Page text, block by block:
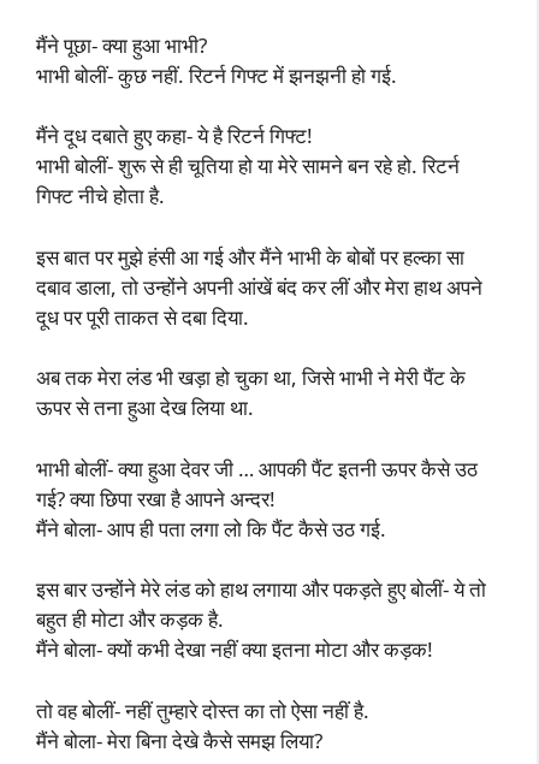
मैंने पूछा- क्या हुआ भाभी?
भाभी बोलीं- कुछ नहीं. रिटर्न गिफ्ट में झनझनी हो गई.
मैंने दूध दबाते हुए कहा- ये है रिटर्न गिफ्ट!
भाभी बोलीं- शुरू से ही चूतिया हो या मेरे सामने बन रहे हो. रिटर्न
गिफ्ट नीचे होता है.
इस बात पर मुझे हंसी आ गई और मैंने भाभी के बोबों पर हल्का सा
दबाव डाला, तो उन्होंने अपनी आंखें बंद कर लीं और मेरा हाथ अपने
दूध पर पूरी ताकत से दबा दिया.
अब तक मेरा लंड भी खड़ा हो चुका था, जिसे भाभी ने मेरी पैंट के
ऊपर से तना हुआ देख लिया था.
भाभी बोलीं- क्या हुआ देवर जी … आपकी पैंट इतनी ऊपर कैसे उठ
गई? क्या छिपा रखा है आपने अन्दर!
मैंने बोला- आप ही पता लगा लो कि पैंट कैसे उठ गई.
इस बार उन्होंने मेरे लंड को हाथ लगाया और पकड़ते हुए बोलीं- ये तो
बहुत ही मोटा और कड़क है.
मैंने बोला- क्यों कभी देखा नहीं क्या इतना मोटा और कड़क!
तो वह बोलीं- नहीं तुम्हारे दोस्त का तो ऐसा नहीं है.
मैंने बोला- मेरा बिना देखे कैसे समझ लिया?